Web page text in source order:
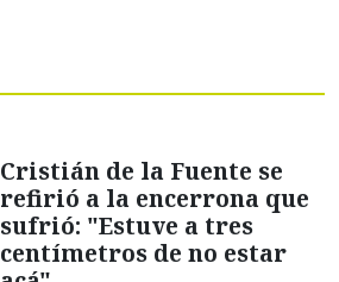
Cristián de la Fuente se
refirió a la encerrona que
sufrió: "Estuve a tres
centímetros de no estar